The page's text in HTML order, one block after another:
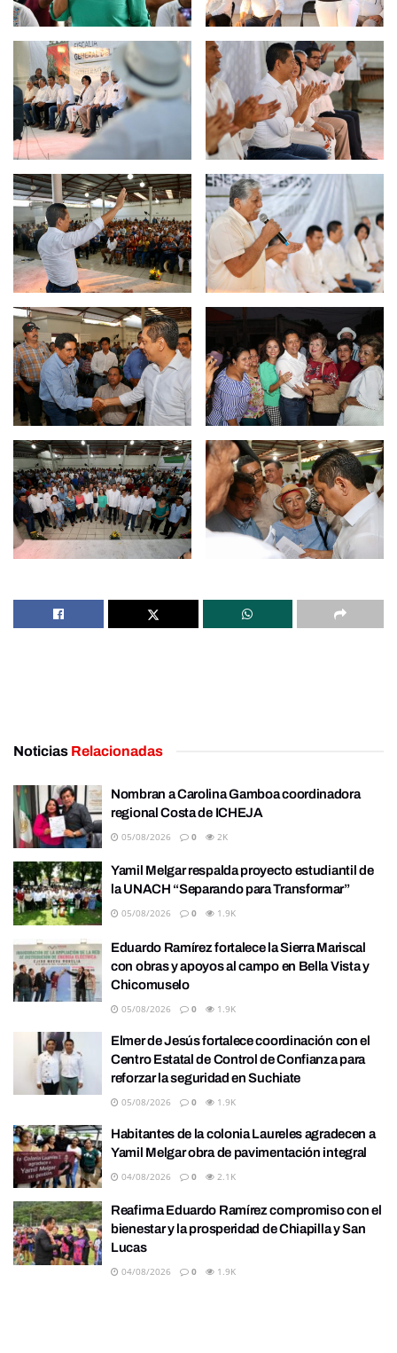
Noticias Relacionadas
Nombran a Carolina Gamboa coordinadora
regional Costa de ICHEJA
05/08/2026 0 2K
Yamil Melgar respalda proyecto estudiantil de
la UNACH “Separando para Transformar”
05/08/2026 0 1.9K
Eduardo Ramírez fortalece la Sierra Mariscal
con obras y apoyos al campo en Bella Vista y
Chicomuselo
05/08/2026 0 1.9K
Elmer de Jesús fortalece coordinación con el
Centro Estatal de Control de Confianza para
reforzar la seguridad en Suchiate
05/08/2026 0 1.9K
Habitantes de la colonia Laureles agradecen a
Yamil Melgar obra de pavimentación integral
04/08/2026 0 2.1K
Reafirma Eduardo Ramírez compromiso con el
bienestar y la prosperidad de Chiapilla y San
Lucas
04/08/2026 0 1.9K